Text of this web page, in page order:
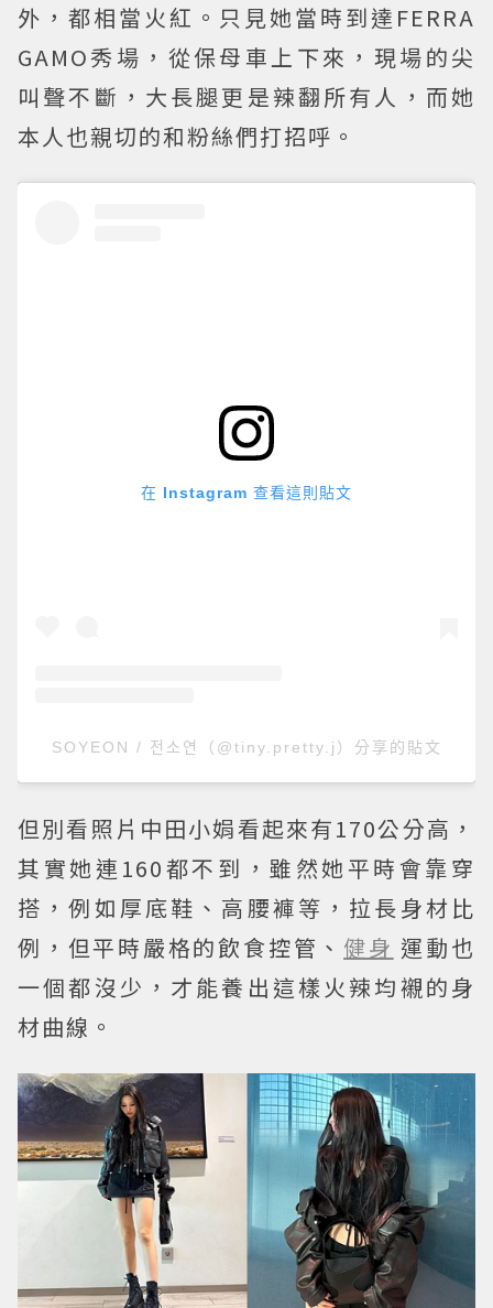
外，都相當火紅。只見她當時到達FERRA
GAMO秀場，從保母車上下來，現場的尖
叫聲不斷，大長腿更是辣翻所有人，而她
本人也親切的和粉絲們打招呼。
在 Instagram 查看這則貼文
SOYEON / 전소연（@tiny.pretty.j）分享的貼文
但別看照片中田小娟看起來有170公分高，
其實她連160都不到，雖然她平時會靠穿
搭，例如厚底鞋、高腰褲等，拉長身材比
例，但平時嚴格的飲食控管、 健身 運動也
一個都沒少，才能養出這樣火辣均襯的身
材曲線。